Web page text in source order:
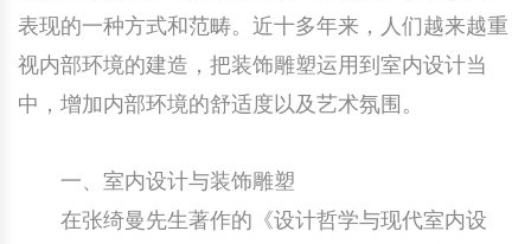
表现的一种方式和范畴。近十多年来，人们越来越重
视内部环境的建造，把装饰雕塑运用到室内设计当
中，增加内部环境的舒适度以及艺术氛围。
一、室内设计与装饰雕塑
在张绮曼先生著作的《设计哲学与现代室内设